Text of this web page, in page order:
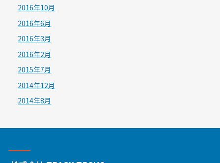
2016年10月
2016年6月
2016年3月
2016年2月
2015年7月
2014年12月
2014年8月